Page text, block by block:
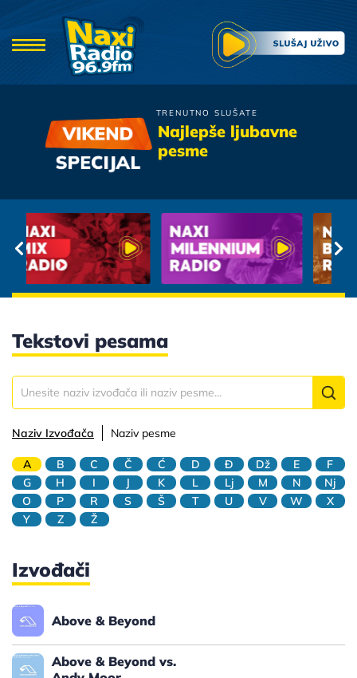
TRENUTNO SLUŠATE
Najlepše ljubavne
pesme
Hari Mata Hari
Kad Dodje Oktobar
Tekstovi pesama
Naziv Izvođača Naziv pesme
A B C Č Ć D Đ Dž E
F
G
H I J K L Lj M N
Nj
O
P R S Š T U V W
X
Y
Z Ž
Izvođači
Above & Beyond
Above & Beyond vs.